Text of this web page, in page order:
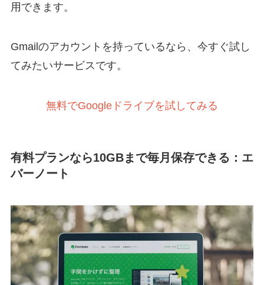
用できます。
Gmailのアカウントを持っているなら、今すぐ試し
てみたいサービスです。
無料でGoogleドライブを試してみる
有料プランなら10GBまで毎月保存できる：エ
バーノート